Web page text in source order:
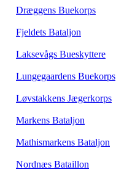
Dræggens Buekorps
Fjeldets Bataljon
Laksevågs Bueskyttere
Lungegaardens Buekorps
Løvstakkens Jægerkorps
Markens Bataljon
Mathismarkens Bataljon
Nordnæs Bataillon